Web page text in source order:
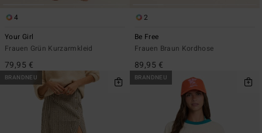
4
Your Girl
Frauen Grün Kurzarmkleid
79,95 €
2
Be Free
Frauen Braun Kordhose
89,95 €
BRANDNEU BRANDNEU